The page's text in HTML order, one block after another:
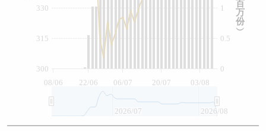
08/06 22/06 06/07 20/07 03/08
0
0.5
1
300
315
330
2026/07 2026/08
百
万
份
︶